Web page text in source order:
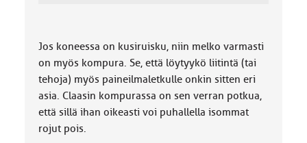
Jos koneessa on kusiruisku, niin melko varmasti
on myös kompura. Se, että löytyykö liitintä (tai
tehoja) myös paineilmaletkulle onkin sitten eri
asia. Claasin kompurassa on sen verran potkua,
että sillä ihan oikeasti voi puhallella isommat
rojut pois.